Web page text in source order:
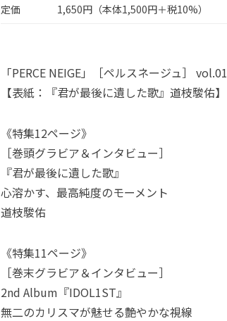
定価 1,650円（本体1,500円＋税10%）
「PERCE NEIGE」［ペルスネージュ］ vol.01
【表紙：『君が最後に遺した歌』道枝駿佑】
《特集12ページ》
［巻頭グラビア＆インタビュー］
『君が最後に遺した歌』
心溶かす、最高純度のモーメント
道枝駿佑
《特集11ページ》
［巻末グラビア＆インタビュー］
2nd Album『IDOL1ST』
無二のカリスマが魅せる艶やかな視線